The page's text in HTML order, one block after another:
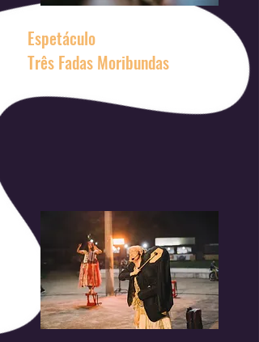
Espetáculo
Três Fadas Moribundas